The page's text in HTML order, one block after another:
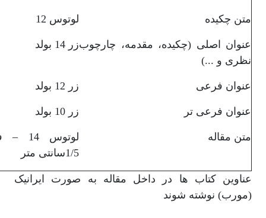
متن چکیده لوتوس 12
عنوان اصلی (چکیده، مقدمه، چارچوب
نظری و ...)
زر 14 بولد
عنوان فرعی زر 12 بولد
عنوان فرعی تر زر 10 بولد
متن مقاله
1/5سانتی متر
عناوین کتاب ها در داخل مقاله به صورت ایرانیک
(مورب) نوشته شوند